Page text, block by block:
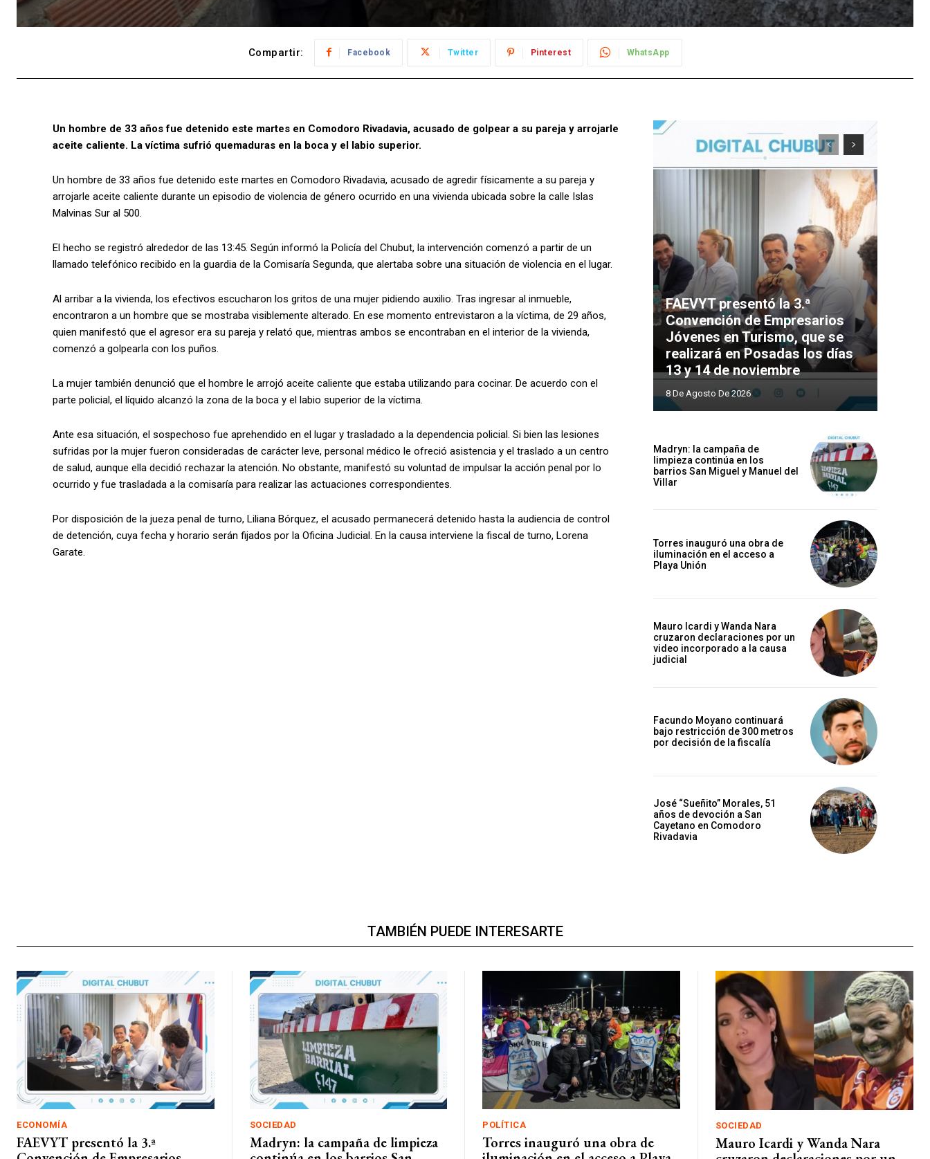
Compartir: Facebook Twitter Pinterest WhatsApp
Un hombre de 33 años fue detenido este martes en Comodoro Rivadavia, acusado de golpear a su pareja y arrojarle
aceite caliente. La víctima sufrió quemaduras en la boca y el labio superior.
Un hombre de 33 años fue detenido este martes en Comodoro Rivadavia, acusado de agredir físicamente a su pareja y
arrojarle aceite caliente durante un episodio de violencia de género ocurrido en una vivienda ubicada sobre la calle Islas
Malvinas Sur al 500.
El hecho se registró alrededor de las 13:45. Según informó la Policía del Chubut, la intervención comenzó a partir de un
llamado telefónico recibido en la guardia de la Comisaría Segunda, que alertaba sobre una situación de violencia en el lugar.
Al arribar a la vivienda, los efectivos escucharon los gritos de una mujer pidiendo auxilio. Tras ingresar al inmueble,
encontraron a un hombre que se mostraba visiblemente alterado. En ese momento entrevistaron a la víctima, de 29 años,
quien manifestó que el agresor era su pareja y relató que, mientras ambos se encontraban en el interior de la vivienda,
comenzó a golpearla con los puños.
La mujer también denunció que el hombre le arrojó aceite caliente que estaba utilizando para cocinar. De acuerdo con el
parte policial, el líquido alcanzó la zona de la boca y el labio superior de la víctima.
Ante esa situación, el sospechoso fue aprehendido en el lugar y trasladado a la dependencia policial. Si bien las lesiones
sufridas por la mujer fueron consideradas de carácter leve, personal médico le ofreció asistencia y el traslado a un centro
de salud, aunque ella decidió rechazar la atención. No obstante, manifestó su voluntad de impulsar la acción penal por lo
ocurrido y fue trasladada a la comisaría para realizar las actuaciones correspondientes.
Por disposición de la jueza penal de turno, Liliana Bórquez, el acusado permanecerá detenido hasta la audiencia de control
de detención, cuya fecha y horario serán fijados por la Oficina Judicial. En la causa interviene la fiscal de turno, Lorena
Garate.
FAEVYT presentó la 3.ª
Convención de Empresarios
Jóvenes en Turismo, que se
realizará en Posadas los días
13 y 14 de noviembre
8 De Agosto De 2026
Madryn: la campaña de
limpieza continúa en los
barrios San Miguel y Manuel del
Villar
Torres inauguró una obra de
iluminación en el acceso a
Playa Unión
Mauro Icardi y Wanda Nara
cruzaron declaraciones por un
video incorporado a la causa
judicial
Facundo Moyano continuará
bajo restricción de 300 metros
por decisión de la fiscalía
José “Sueñito” Morales, 51
años de devoción a San
Cayetano en Comodoro
Rivadavia
TAMBIÉN PUEDE INTERESARTE
ECONOMÍA
FAEVYT presentó la 3.ª
SOCIEDAD
Madryn: la campaña de limpieza
POLÍTICA
Torres inauguró una obra de
SOCIEDAD
Mauro Icardi y Wanda Nara